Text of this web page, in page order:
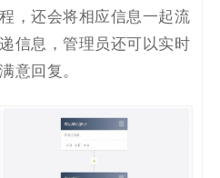
，还会将相应信息一起流
信息，管理员还可以实时
意回复。